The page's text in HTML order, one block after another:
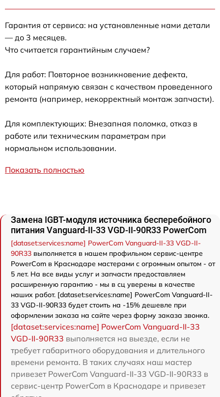
Гарантия от сервиса: на установленные нами детали
— до 3 месяцев.
Что считается гарантийным случаем?
Для работ: Повторное возникновение дефекта,
который напрямую связан с качеством проведенного
ремонта (например, некорректный монтаж запчасти).
Для комплектующих: Внезапная поломка, отказ в
работе или техническим параметрам при
нормальном использовании.
Показать полностью
Замена IGBT-модуля источника бесперебойного
питания Vanguard-II-33 VGD-II-90R33 PowerCom
[dataset:services:name] PowerCom Vanguard-II-33 VGD-II-
90R33 выполняется в нашем профильном сервис-центре
PowerCom в Краснодаре мастерами с огромным опытом - от
5 лет. На все виды услуг и запчасти предоставляем
расширенную гарантию - мы в сц уверены в качестве
наших работ. [dataset:services:name] PowerCom Vanguard-II-
33 VGD-II-90R33 будет стоить на -15% дешевле при
оформлении заказа на сайте через форму заказа звонка.
[dataset:services:name] PowerCom Vanguard-II-33
VGD-II-90R33 выполняется на выезде, если не
требует габаритного оборудования и длительного
времени ремонта. В таких случаях наш мастер
привезет PowerCom Vanguard-II-33 VGD-II-90R33 в
сервис-центр PowerCom в Краснодаре и привезет